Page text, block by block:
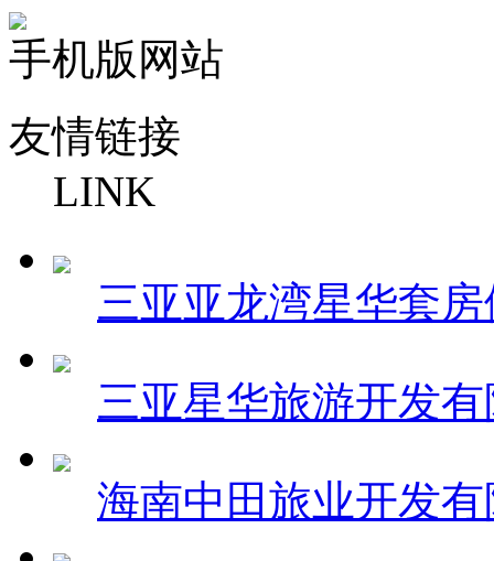
手机版网站
友情链接
LINK
三亚亚龙湾星华套
三亚星华旅游开发
海南中田旅业开发